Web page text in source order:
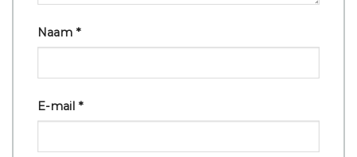
Naam *
E-mail *